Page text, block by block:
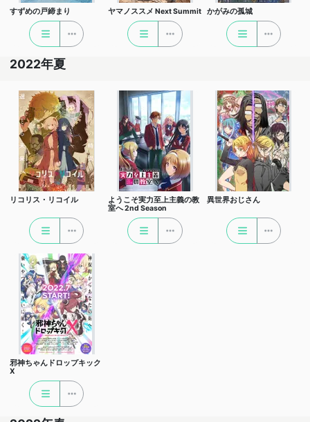
すずめの戸締まり ヤマノススメ Next Summit かがみの孤城
2022年夏
リコリス・リコイル
ようこそ実力至上主義の教
室へ 2nd Season
異世界おじさん
邪神ちゃんドロップキック
X